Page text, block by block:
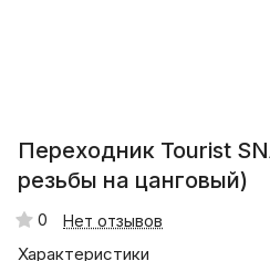
Переходник Tourist
резьбы на цанговый)
0 Нет отзывов
Характеристики